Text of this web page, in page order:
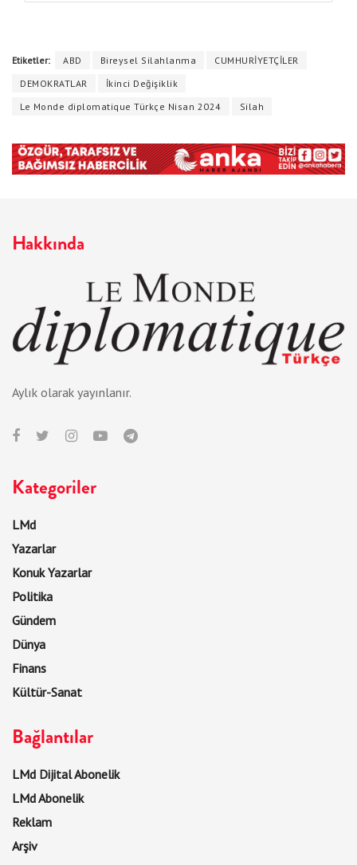
Etiketler: ABD Bireysel Silahlanma
CUMHURİYETÇİLER
DEMOKRATLAR
İkinci Değişiklik
Le Monde diplomatique Türkçe Nisan 2024
Silah
Hakkında
Aylık olarak yayınlanır.
Kategoriler
LMd
Yazarlar
Konuk Yazarlar
Politika
Gündem
Dünya
Finans
Kültür-Sanat
Bağlantılar
LMd Dijital Abonelik
LMd Abonelik
Reklam
Arşiv